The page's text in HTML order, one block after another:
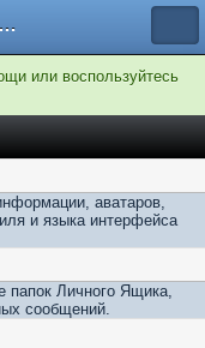
Форум - RusCircus.ru
или воспользуйтесь
аватаров,
и языка интерфейса
папок Личного Ящика,
сообщений.